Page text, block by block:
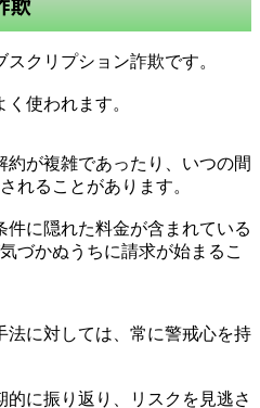
クリプション詐欺です。
使われます。
約が複雑であったり、いつの間
れることがあります。
件に隠れた料金が含まれている
づかぬうちに請求が始まるこ
法に対しては、常に警戒心を持
的に振り返り、リスクを見逃さ